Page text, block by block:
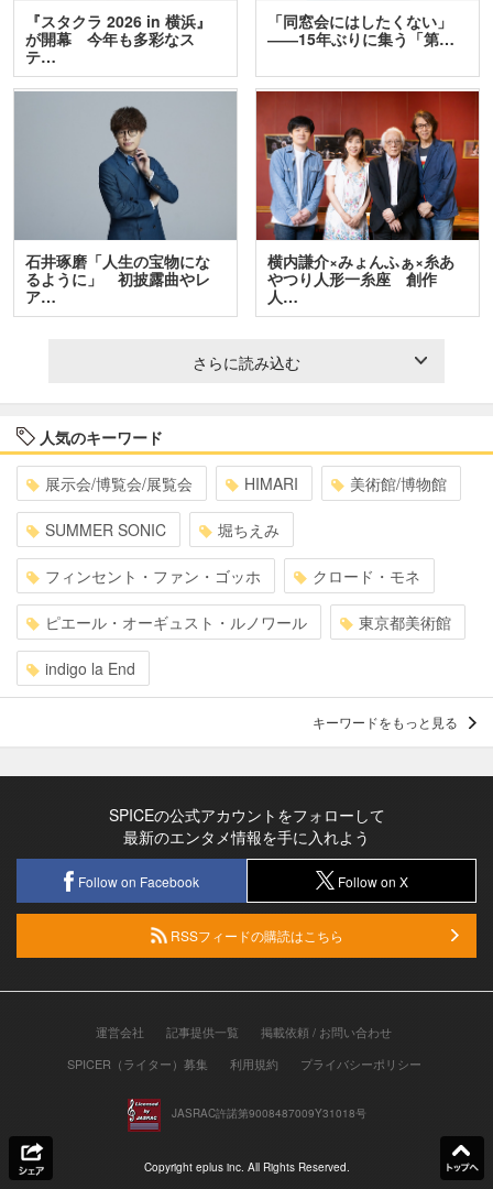
『スタクラ 2026 in 横浜』
が開幕 今年も多彩なス
テ…
「同窓会にはしたくない」
――15年ぶりに集う「第…
石井琢磨「人生の宝物にな
るように」 初披露曲やレ
ア…
横内謙介×みょんふぁ×糸あ
やつり人形一糸座 創作
人…
さらに読み込む
人気のキーワード
展示会/博覧会/展覧会 HIMARI 美術館/博物館
SUMMER SONIC 堀ちえみ
フィンセント・ファン・ゴッホ クロード・モネ
ピエール・オーギュスト・ルノワール 東京都美術館
indigo la End
キーワードをもっと見る
SPICEの公式アカウントをフォローして
最新のエンタメ情報を手に入れよう
Follow on Facebook Follow on X
RSSフィードの購読はこちら
運営会社 記事提供一覧
掲載依頼 / お問い合わせ
SPICER（ライター）募集
利用規約 プライバシーポリシー
JASRAC許諾第9008487009Y31018号
Copyright eplus inc. All Rights Reserved.